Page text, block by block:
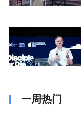
一周热门